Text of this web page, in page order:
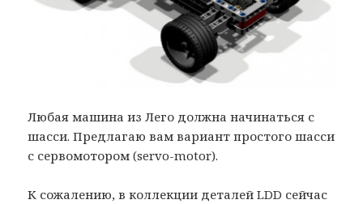
Любая машина из Лего должна начинаться с
шасси. Предлагаю вам вариант простого шасси
с сервомотором (servo-motor).
К сожалению, в коллекции деталей LDD сейчас